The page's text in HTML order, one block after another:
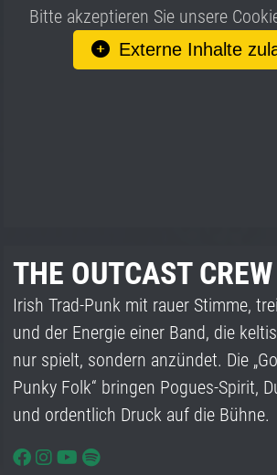
Bitte akzeptieren Sie unsere
Externe Inhalte
THE OUTCAST CREW
Irish Trad-Punk mit rauer Stimme,
und der Energie einer Band, die
nur spielt, sondern anzündet. Die
Punky Folk“ bringen Pogues-Spirit,
und ordentlich Druck auf die Bühne.